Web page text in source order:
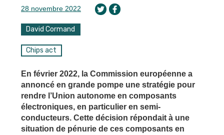
28 novembre 2022
David Cormand
Chips act
En février 2022, la Commission européenne a
annoncé en grande pompe une stratégie pour
rendre l’Union autonome en composants
électroniques, en particulier en semi-
conducteurs. Cette décision répondait à une
situation de pénurie de ces composants en